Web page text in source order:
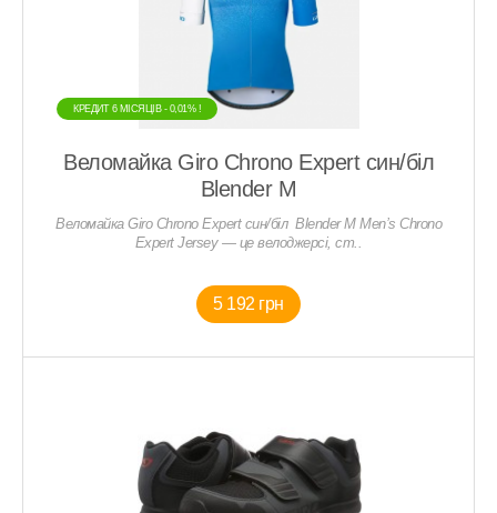
КРЕДИТ 6 МIСЯЦIВ - 0,01% !
Веломайка Giro Chrono Expert син/біл
Blender M
Веломайка Giro Chrono Expert син/біл Blender M Men’s Chrono
Expert Jersey — це велоджерсі, ст..
5 192 грн